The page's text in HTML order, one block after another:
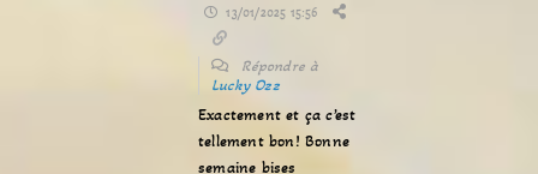
13/01/2025 15:56
Répondre à
Lucky Ozz
Exactement et ça c’est
tellement bon! Bonne
semaine bises